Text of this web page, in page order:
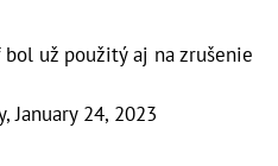
bol už použitý aj na zrušenie
January 24, 2023